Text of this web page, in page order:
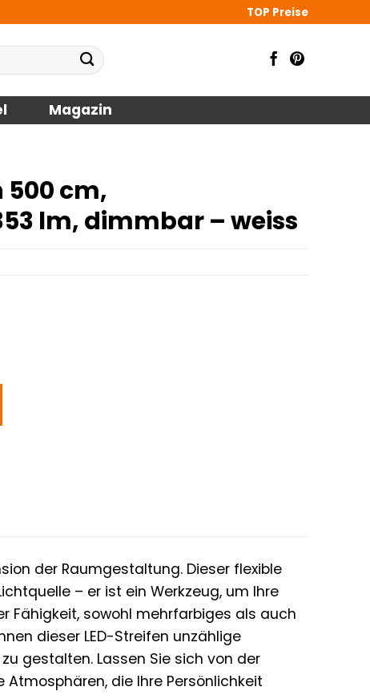
TOP Preise
Magazin
500 cm,
lm, dimmbar – weiss
der Raumgestaltung. Dieser flexible
– er ist ein Werkzeug, um Ihre
Fähigkeit, sowohl mehrfarbiges als auch
dieser LED-Streifen unzählige
gestalten. Lassen Sie sich von der
die Ihre Persönlichkeit